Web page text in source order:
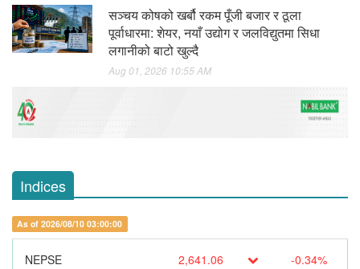
सञ्चय कोषको खर्बौ रकम पूँजी बजार र ठूला
पूर्वाधारमा: शेयर, नयाँ उद्योग र जलविद्युतमा सिधा
लगानीको बाटो खुल्दै
Aug 01, 2026 10:55 AM
Indices
As of 2026/08/10 03:00:00
NEPSE 2,641.06 -0.34%